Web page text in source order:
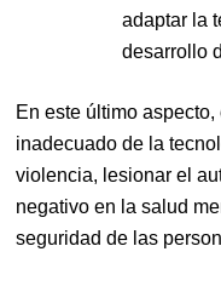
adaptar la
desarrollo
En este último
inadecuado de la
violencia, lesionar el
negativo en la salud
seguridad de las